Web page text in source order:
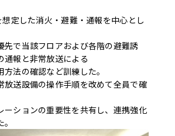
定した消火・避難・通報を中心とし
先で当該フロアおよび各階の避難誘
通報と非常放送による
法の確認など訓練した。
放送設備の操作手順を改めて全員で確
ーションの重要性を共有し、連携強化